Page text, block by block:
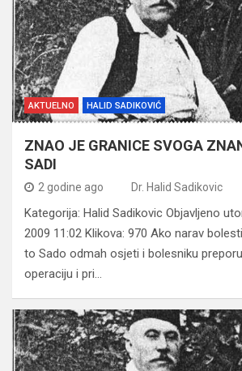
AKTUELNO HALID SADIKOVIĆ
ZNAO JE GRANICE SVOGA
SADI
2 godine ago Dr. Halid Sadikovic
Kategorija: Halid Sadikovic Objavljeno
2009 11:02 Klikova: 970 Ako narav
to Sado odmah osjeti i bolesniku
operaciju i pri…